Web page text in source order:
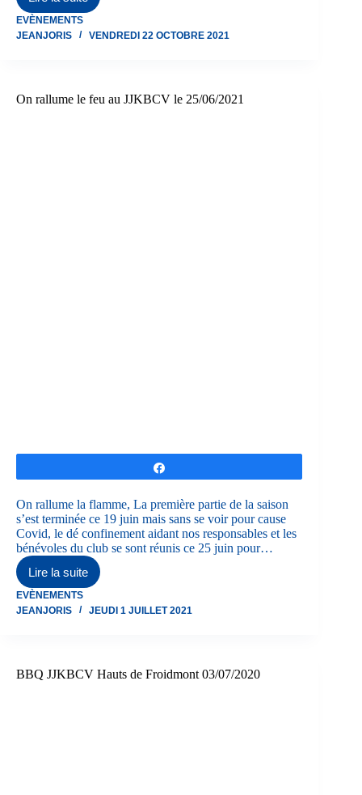
du
Club
2021.
EVÈNEMENTS
JEANJORIS
VENDREDI 22 OCTOBRE 2021
On rallume le feu au JJKBCV le 25/06/2021
On rallume la flamme, La première partie de la saison
s’est terminée ce 19 juin mais sans se voir pour cause
Covid, le dé confinement aidant nos responsables et les
bénévoles du club se sont réunis ce 25 juin pour…
Lire la suite
On
rallume
le
25/06/2021
EVÈNEMENTS
JEANJORIS
JEUDI 1 JUILLET 2021
BBQ JJKBCV Hauts de Froidmont 03/07/2020